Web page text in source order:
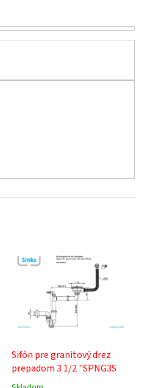
Sifón pre granitový drez
prepadom 3 1/2 "SPNG3S